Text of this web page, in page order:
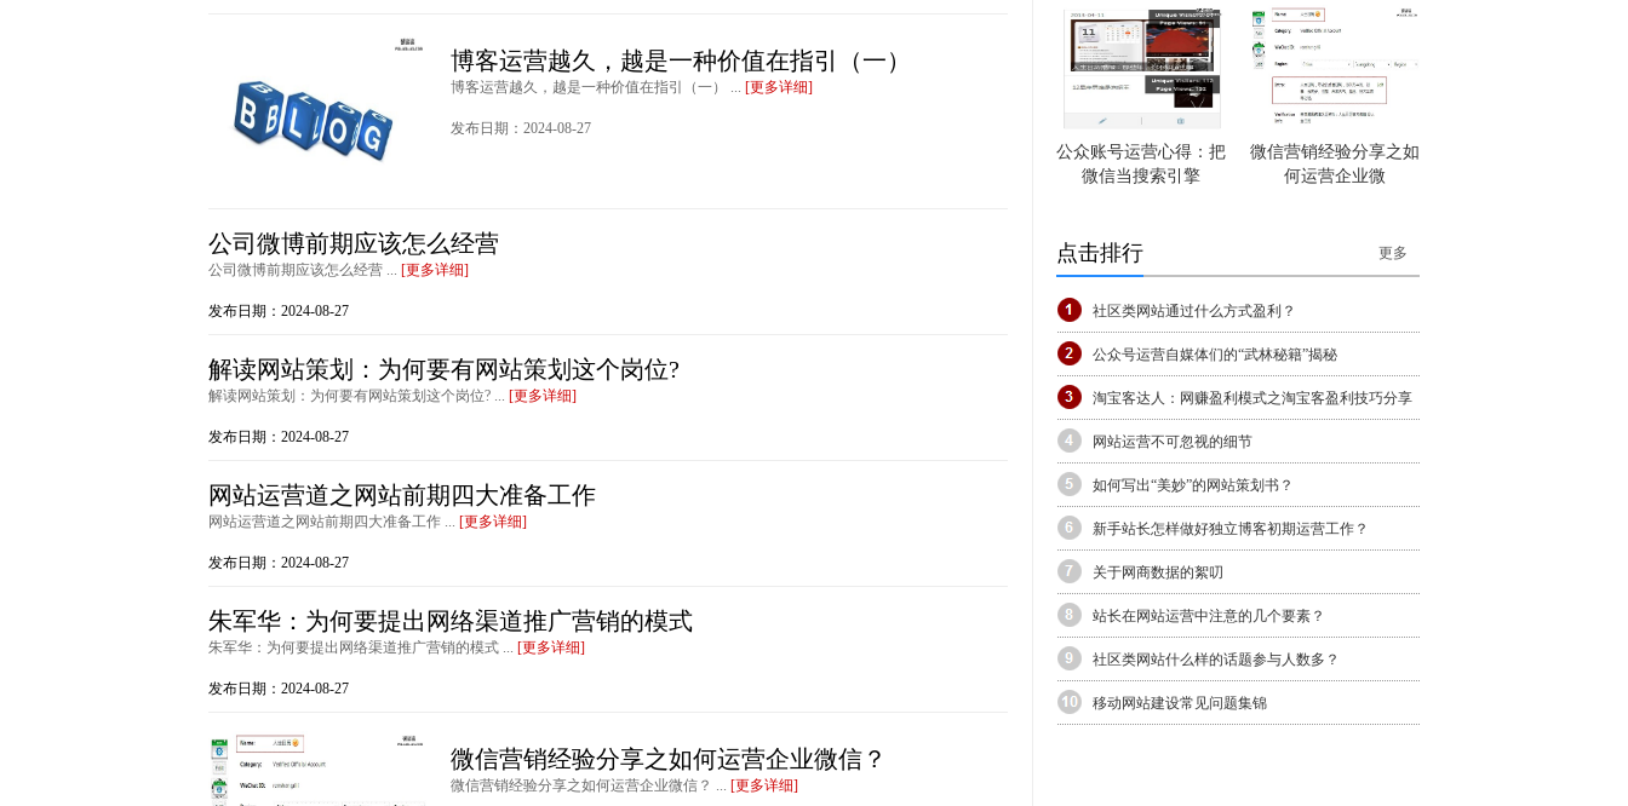
博客运营越久，越是一种价值在指引（一）
博客运营越久，越是一种价值在指引（一） ... [更多详细]
发布日期：2024-08-27
公司微博前期应该怎么经营
公司微博前期应该怎么经营 ... [更多详细]
发布日期：2024-08-27
解读网站策划：为何要有网站策划这个岗位?
解读网站策划：为何要有网站策划这个岗位? ... [更多详细]
发布日期：2024-08-27
网站运营道之网站前期四大准备工作
网站运营道之网站前期四大准备工作 ... [更多详细]
发布日期：2024-08-27
朱军华：为何要提出网络渠道推广营销的模式
朱军华：为何要提出网络渠道推广营销的模式 ... [更多详细]
发布日期：2024-08-27
微信营销经验分享之如何运营企业微信？
微信营销经验分享之如何运营企业微信？ ... [更多详细]
公众账号运营心得：把
微信当搜索引擎
微信营销经验分享之如
何运营企业微
点击排行 更多
社区类网站通过什么方式盈利？
公众号运营自媒体们的“武林秘籍”揭秘
淘宝客达人：网赚盈利模式之淘宝客盈利技巧分享
网站运营不可忽视的细节
如何写出“美妙”的网站策划书？
新手站长怎样做好独立博客初期运营工作？
关于网商数据的絮叨
站长在网站运营中注意的几个要素？
社区类网站什么样的话题参与人数多？
移动网站建设常见问题集锦